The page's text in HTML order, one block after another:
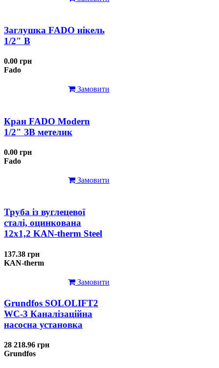
Заглушка FADO нікель
1/2" В
0.00 грн
Fado
Замовити
Кран FADO Modern
1/2" ЗВ метелик
0.00 грн
Fado
Замовити
Труба із вуглецевої
сталі, оцинкована
12x1,2 KAN-therm Steel
137.38 грн
KAN-therm
Замовити
Grundfos SOLOLIFT2
WC-3 Каналізаційна
насосна установка
28 218.96 грн
Grundfos